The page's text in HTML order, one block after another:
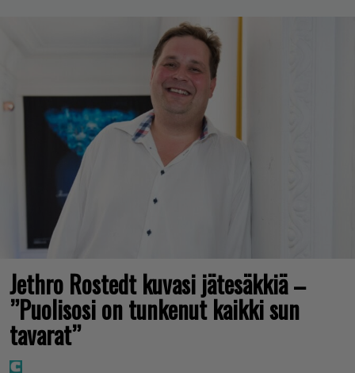
Jethro Rostedt kuvasi jätesäkkiä –
”Puolisosi on tunkenut kaikki sun
tavarat”